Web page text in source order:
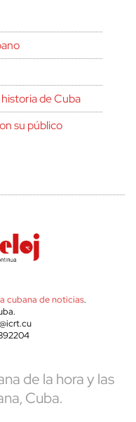
historia de Cuba
su público
cubana de noticias.
de la hora y las
Cuba.